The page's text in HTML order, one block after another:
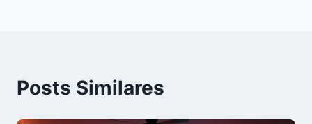
Posts Similares